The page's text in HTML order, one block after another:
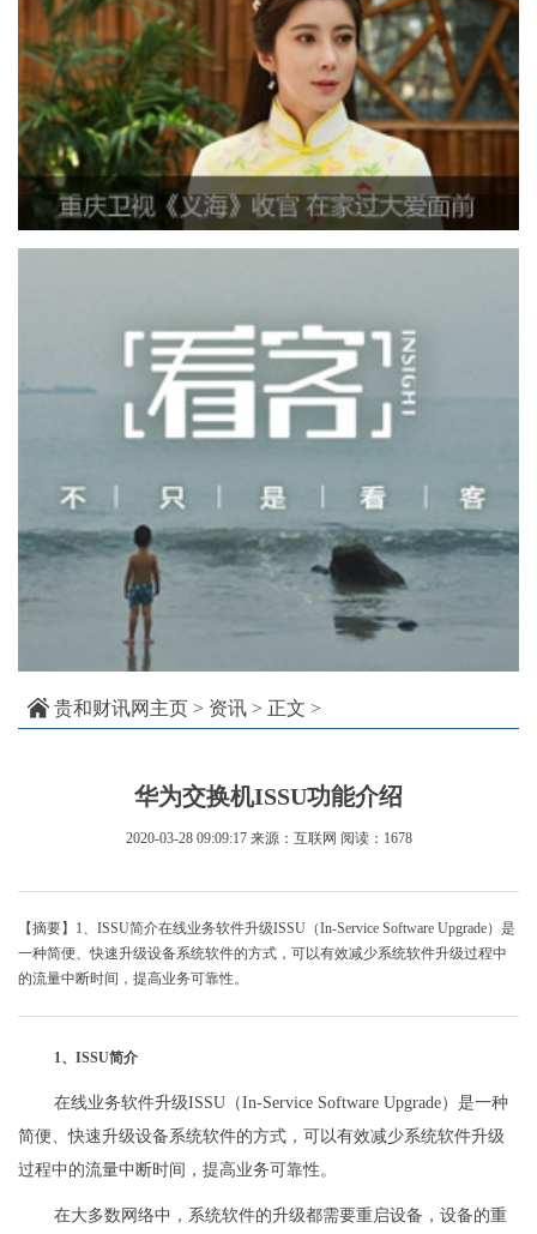
贵和财讯网主页 > 资讯 > 正文 >
华为交换机ISSU功能介绍
2020-03-28 09:09:17 来源：互联网 阅读：1678
【摘要】1、ISSU简介在线业务软件升级ISSU（In-Service Software Upgrade）是
一种简便、快速升级设备系统软件的方式，可以有效减少系统软件升级过程中
的流量中断时间，提高业务可靠性。
1、ISSU简介
在线业务软件升级ISSU（In-Service Software Upgrade）是一种
简便、快速升级设备系统软件的方式，可以有效减少系统软件升级
过程中的流量中断时间，提高业务可靠性。
在大多数网络中，系统软件的升级都需要重启设备，设备的重